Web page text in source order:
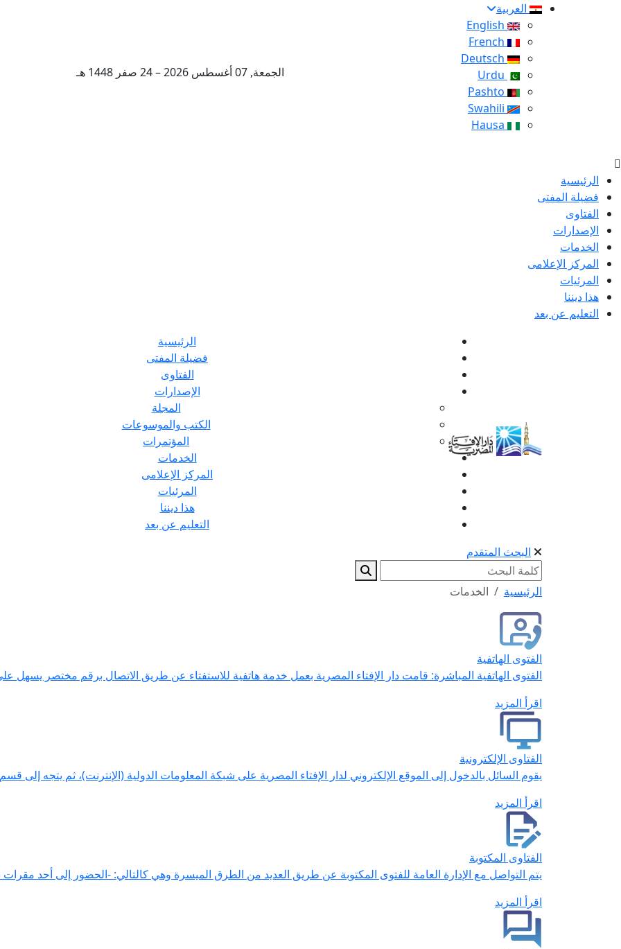
العربية
الجمعة, 07 أغسطس 2026 – 24 صفر 1448 هـ
الرئيسية
فضيلة المفتى
الفتاوى
الإصدارات
الخدمات
المركز الإعلامى
المرئيات
هذا ديننا
التعليم عن بعد
الرئيسية
فضيلة المفتى
الفتاوى
الإصدارات
المجلة
الكتب والموسوعات
المؤتمرات
الخدمات
المركز الإعلامى
المرئيات
هذا ديننا
التعليم عن بعد
البحث المتقدم
الرئيسية الخدمات
الفتوى الهاتفية
الفتوى الهاتفية المباشرة: قامت دار الإفتاء المصرية بعمل خدمة هاتفية للاستفتاء عن طريق الاتصال برقم مختصر يسهل
اقرأ المزيد
الفتاوى الإلكترونية
يقوم السائل بالدخول إلى الموقع الإلكتروني لدار الإفتاء المصرية على شبكة المعلومات الدولية (الإنترنت)، ثم يتجه إلى
اقرأ المزيد
الفتاوى المكتوبة
يتم التواصل مع الإدارة العامة للفتوى المكتوبة عن طريق العديد من الطرق الميسرة وهي كالتالي: -الحضور إلى أحد مقرات
اقرأ المزيد